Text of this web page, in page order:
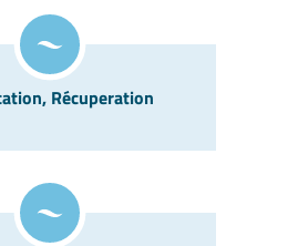
Récuperation